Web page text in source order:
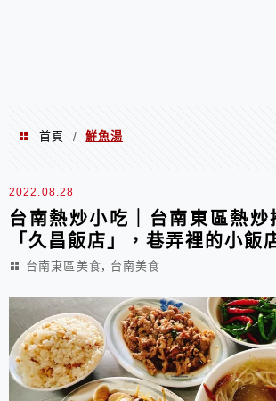
首頁 / 鮮魚湯
鮮魚湯
2022.08.28
台南熱炒小吃｜台南東區熱炒
「久昌飯店」，巷弄裡的小飯
台南東區美食, 台南美食